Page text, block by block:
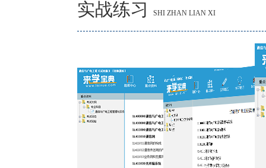
实战练习 SHI ZHAN LIAN XI